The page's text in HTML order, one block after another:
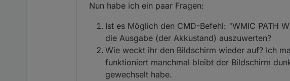
Nun habe ich ein paar Fragen:
Ist es Möglich den CMD-Befehl: "WMIC PATH
die Ausgabe (der Akkustand) auszuwerten?
Wie weckt ihr den Bildschirm wieder auf? Ich
funktioniert manchmal bleibt der Bildschirm
gewechselt habe.